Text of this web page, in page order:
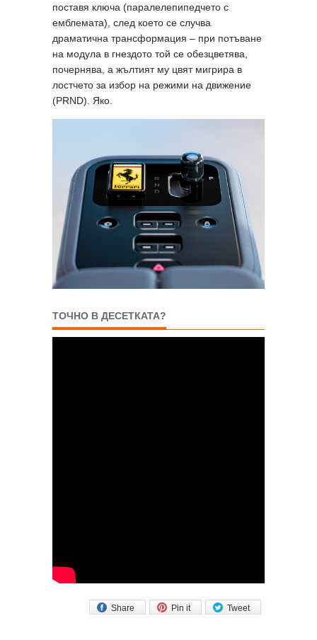
поставя ключа (паралелепипедчето с
емблемата), след което се случва
драматична трансформация – при потъване
на модула в гнездото той се обезцветява,
почернява, а жълтият му цвят мигрира в
лостчето за избор на режими на движение
(PRND). Яко.
ТОЧНО В ДЕСЕТКАТА?
Tweet
Pin it
Share